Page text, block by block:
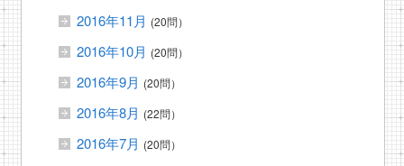
2016年11月 (20問）
2016年10月 (20問）
2016年9月 (20問）
2016年8月 (22問）
2016年7月 (20問）